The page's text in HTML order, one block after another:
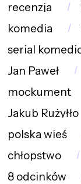
recenzja
komedia
serial
Jan Paweł
mockument
Jakub Rużyłło
polska wieś
chłopstwo
8 odcinków